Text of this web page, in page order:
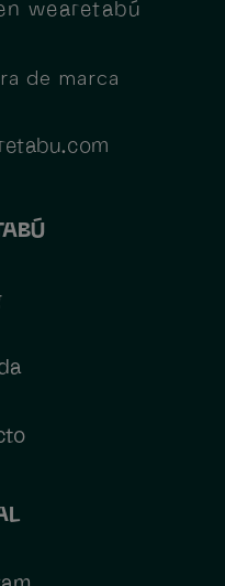
wearetabú
de marca